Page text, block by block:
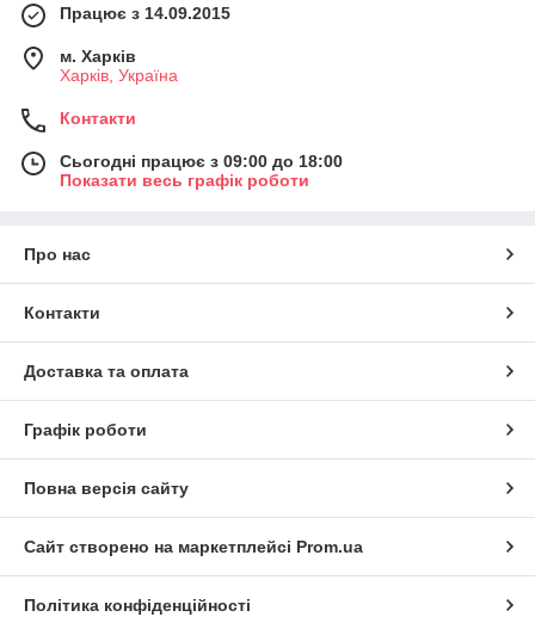
Працює з 14.09.2015
м. Харків
Харків, Україна
Контакти
Сьогодні працює з 09:00 до 18:00
Показати весь графік роботи
Про нас
Контакти
Доставка та оплата
Графік роботи
Повна версія сайту
Сайт створено на маркетплейсі Prom.ua
Політика конфіденційності